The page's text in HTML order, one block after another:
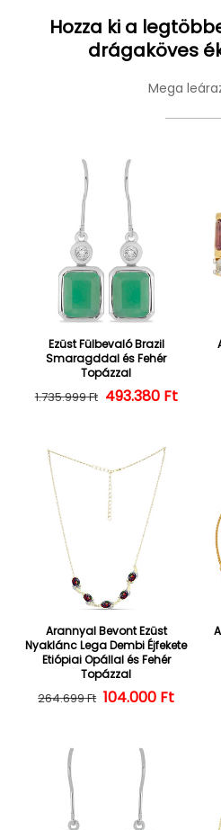
Hozza ki a
drágaköves
Mega
Ezüst Fülbevaló Brazil
Smaragddal és Fehér
Topázzal
Normál ár
1.735.999 Ft Kedvezményes
493.380 Ft
Arannyal Bevont Ezüst
Nyaklánc Lega Dembi Éjfekete
Etiópiai Opállal és Fehér
Topázzal
Normál ár
264.699 Ft Kedvezményes
104.000 Ft